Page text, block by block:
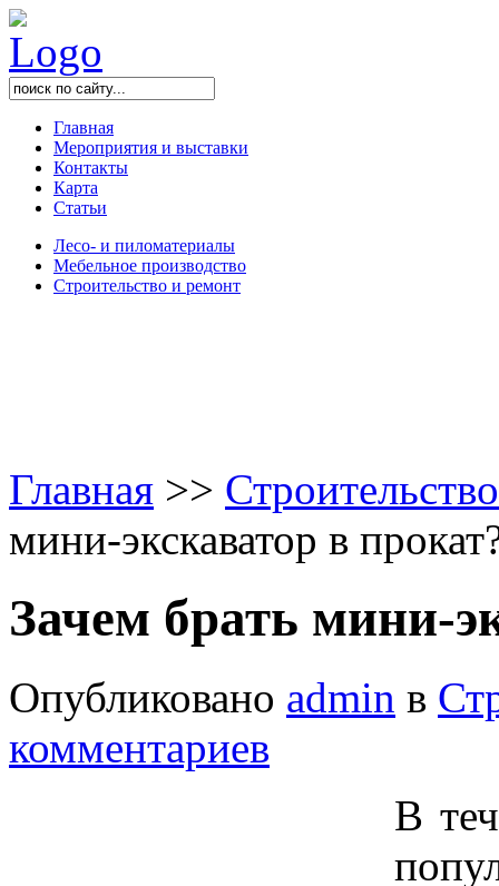
Главная
Мероприятия и выставки
Контакты
Карта
Статьи
Лесо- и пиломатериалы
Мебельное производство
Строительство и ремонт
Главная >>
мини-экскаватор в
Зачем брать мини-
Опубликовано admin в
комментариев
В